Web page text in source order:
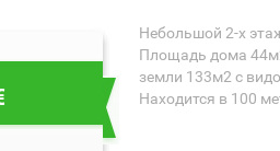
Небольшой 2-х
Площадь дома
земли 133м2 с
Находится в 100